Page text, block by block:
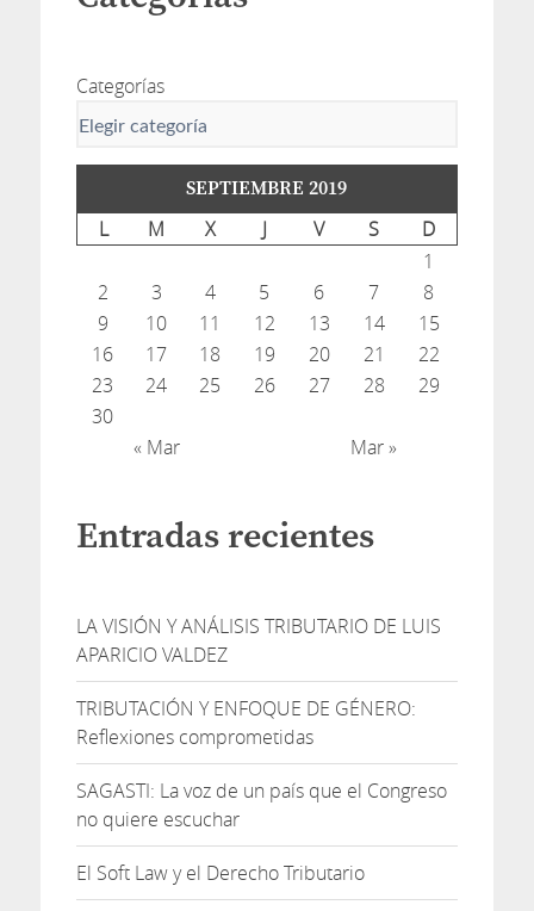
Categorías
SEPTIEMBRE 2019
L M X J V S D
« Mar Mar »
1
2
3 4 5 6 7
8
9
10 11 12 13 14
15
16
17 18 19 20 21
22
23
24 25 26 27 28
29
30
Entradas recientes
LA VISIÓN Y ANÁLISIS TRIBUTARIO DE LUIS
APARICIO VALDEZ
TRIBUTACIÓN Y ENFOQUE DE GÉNERO:
Reflexiones comprometidas
SAGASTI: La voz de un país que el Congreso
no quiere escuchar
El Soft Law y el Derecho Tributario